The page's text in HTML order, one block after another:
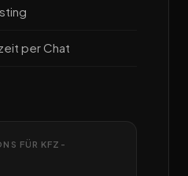
per Chat
FÜR KFZ-